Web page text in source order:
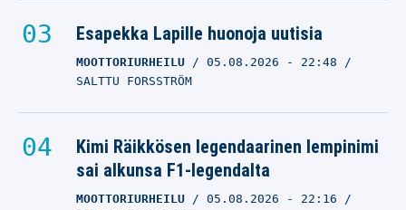
Esapekka Lapille huonoja uutisia
MOOTTORIURHEILU 05.08.2026 - 22:48
SALTTU FORSSTRÖM
Kimi Räikkösen legendaarinen lempinimi
sai alkunsa F1-legendalta
MOOTTORIURHEILU 05.08.2026 - 22:16